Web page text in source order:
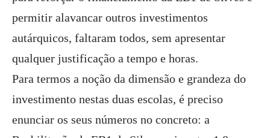
permitir alavancar outros investimentos
autárquicos, faltaram todos, sem apresentar
qualquer justificação a tempo e horas.
Para termos a noção da dimensão e grandeza do
investimento nestas duas escolas, é preciso
enunciar os seus números no concreto: a